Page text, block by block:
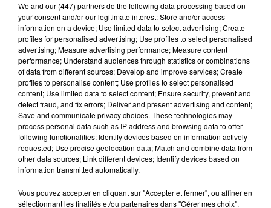
Lecture (1 min 15 sec)
100%
100% Radio l'agenda du Tarn nord
22 novembre 2023 - 1 min 15 sec
We and our (447) partnersdo the following data processing based on
your consent and/or our legitimate interest: Store and/or access
information on a device; Use limited data to select advertising; Create
profiles for personalised advertising; Use profiles to select personalised
advertising; Measure advertising performance; Measure content
performance; Understand audiences through statistics or combinations
of data from different sources; Develop and improve services; Create
profiles to personalise content; Use profiles to select personalised
content; Use limited data to select content; Ensure security, prevent and
detect fraud, and fix errors; Deliver and present advertising and content;
Save and communicate privacy choices. These technologies may
process personal data such as IP address and browsing data to offer
following functionalities: Identify devices based on information actively
requested; Use precise geolocation data; Match and combine data from
other data sources; Link different devices; Identify devices based on
information transmitted automatically.
Vous pouvez accepter en cliquant sur "Accepter et fermer", ou affiner en
sélectionnant les finalités et/ou partenaires dans "Gérer mes choix".